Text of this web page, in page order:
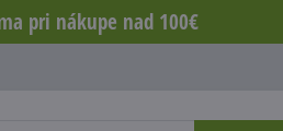
pri nákupe nad 100€